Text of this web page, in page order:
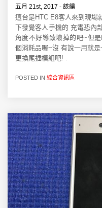
五月 21st, 2017 - 該編
這台是HTC E8客人來到現場
下發覺客人手機的 充電恐內
角度不好導致壞掉的吧~但
個消耗品喔~沒 有說一用就
更換尾插模組吧! .
POSTED IN 綜合資訊區